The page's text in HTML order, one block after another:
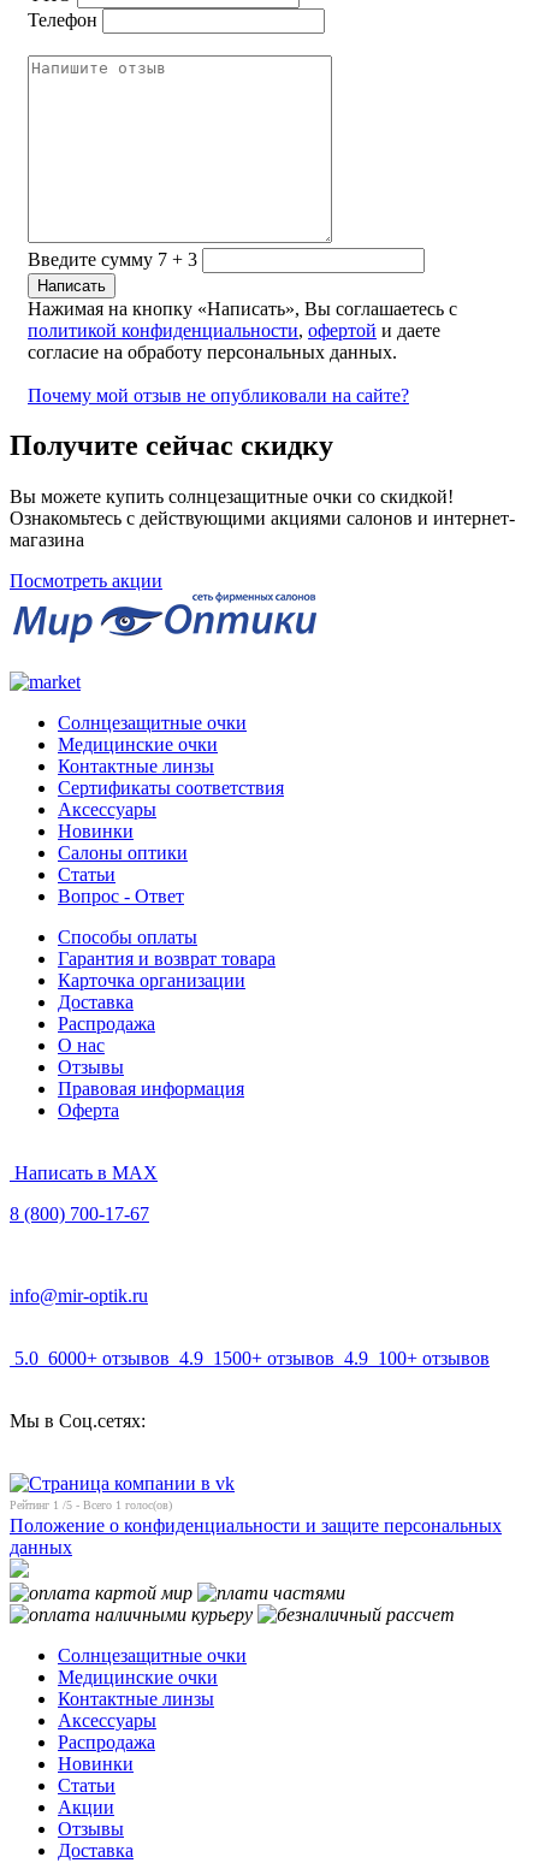
Телефон
Введите сумму 7 + 3
Нажимая на кнопку «Написать», Вы соглашаетесь с
политикой конфиденциальности, офертой и даете
согласие на обработу персональных данных.
Почему мой отзыв не опубликовали на сайте?
Получите сейчас скидку
Вы можете купить солнцезащитные очки со скидкой!
Ознакомьтесь с действующими акциями салонов и интернет-
магазина
Посмотреть акции
Солнцезащитные очки
Медицинские очки
Контактные линзы
Сертификаты соответствия
Аксессуары
Новинки
Салоны оптики
Статьи
Вопрос - Ответ
Способы оплаты
Гарантия и возврат товара
Карточка организации
Доставка
Распродажа
О нас
Отзывы
Правовая информация
Оферта
Написать в MAX
8 (800) 700-17-67
info@mir-optik.ru
5.0 6000+ отзывов 4.9 1500+ отзывов 4.9 100+ отзывов
Мы в Соц.сетях:
Рейтинг 1 /5 - Всего 1 голос(ов)
Положение о конфиденциальности и защите персональных
данных
Солнцезащитные очки
Медицинские очки
Контактные линзы
Аксессуары
Распродажа
Новинки
Статьи
Акции
Отзывы
Доставка